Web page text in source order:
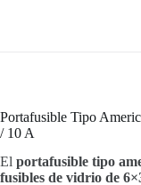
Portafusible Tipo
/ 10 A
El portafusible tipo
fusibles de vidrio de